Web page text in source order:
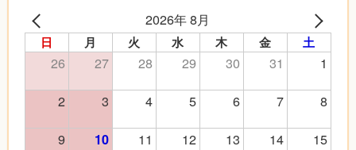
2026年 8月
日 月 火 水 木 金 土
26 27 28 29 30 31
1
2
3 4 5 6 7
8
9
10 11 12 13 14
15